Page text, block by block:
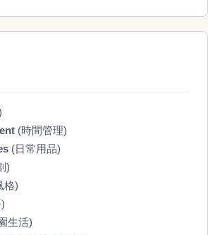
(時間管理)
(日常用品)
)
格)
生活)